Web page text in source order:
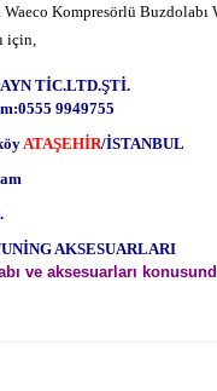
Kompresörlü Buzdolabı
için,
TİC.LTD.ŞTİ.
9949755
ATAŞEHİR/İSTANBUL
AKSESUARLARI
ve aksesuarları